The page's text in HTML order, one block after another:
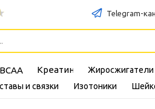
Креатин
Изотоники
Жиросжигатели
и связки
BCAA
Telegram-